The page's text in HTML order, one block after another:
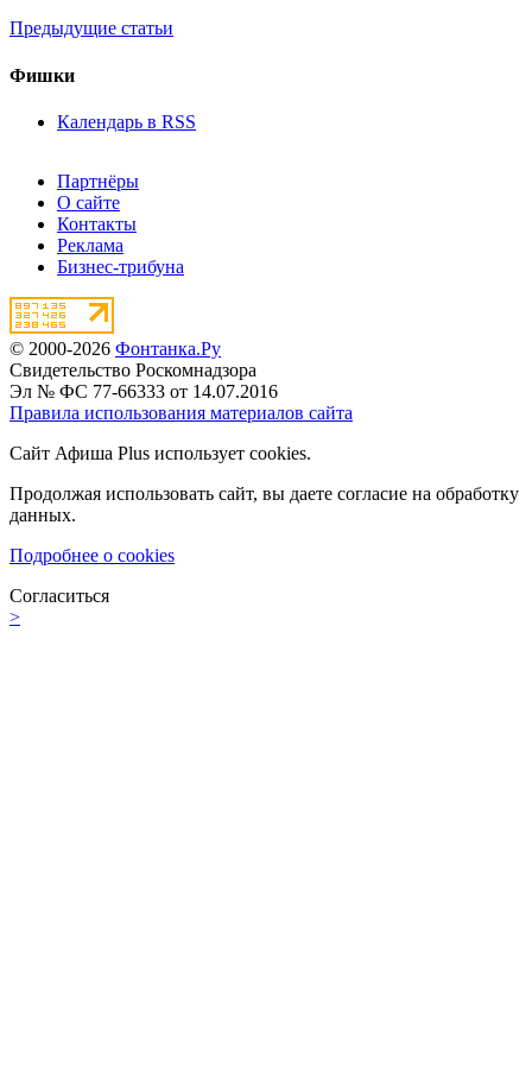
Предыдущие статьи
Фишки
Календарь в RSS
Партнёры
О сайте
Контакты
Реклама
Бизнес-трибуна
© 2000-2026 Фонтанка.Ру
Свидетельство Роскомнадзора
Эл № ФС 77-66333 от 14.07.2016
Правила использования материалов сайта
Сайт Афиша Plus использует cookies.
Продолжая использовать сайт, вы даете согласие на обработку
данных.
Подробнее о cookies
Согласиться
>